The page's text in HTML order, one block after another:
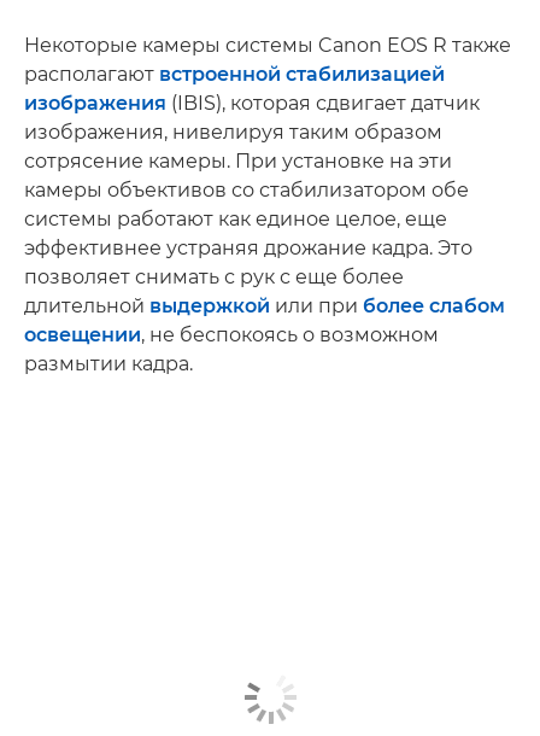
Некоторые камеры системы Canon EOS R также
располагают встроенной стабилизацией
изображения (IBIS), которая сдвигает датчик
изображения, нивелируя таким образом
сотрясение камеры. При установке на эти
камеры объективов со стабилизатором обе
системы работают как единое целое, еще
эффективнее устраняя дрожание кадра. Это
позволяет снимать с рук с еще более
длительной выдержкой или при более слабом
освещении, не беспокоясь о возможном
размытии кадра.